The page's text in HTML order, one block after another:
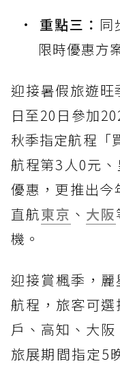
重點三： 同
限時優惠方
迎接暑假旅遊
日至20日參加
秋季指定航程「
航程第3人0元
優惠，更推出
直航東京 、 大阪
機。
迎接賞楓季，
航程，旅客可
戶、高知、大阪
旅展期間指定5